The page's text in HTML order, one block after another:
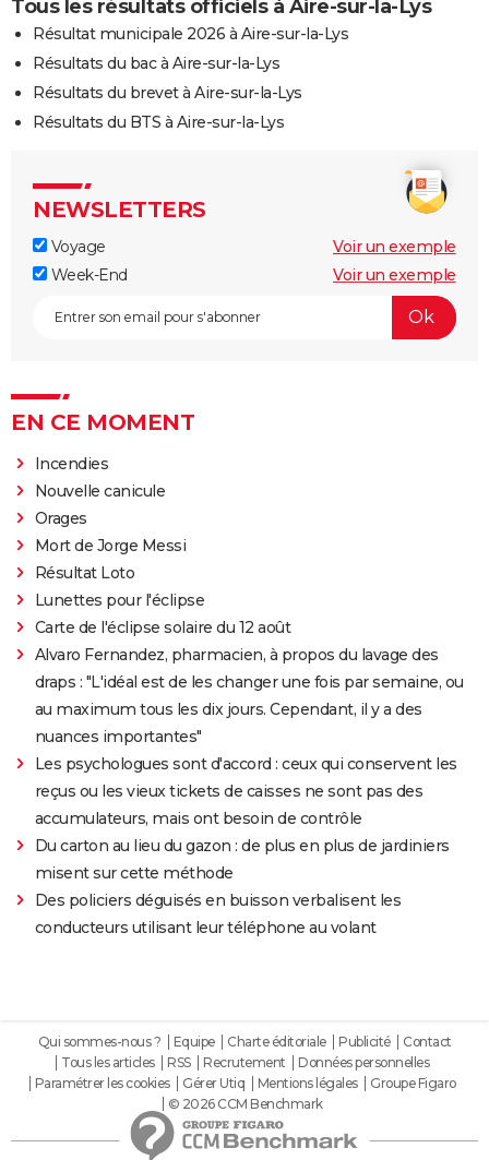
Tous les résultats officiels à Aire-sur-la-Lys
Résultat municipale 2026 à Aire-sur-la-Lys
Résultats du bac à Aire-sur-la-Lys
Résultats du brevet à Aire-sur-la-Lys
Résultats du BTS à Aire-sur-la-Lys
NEWSLETTERS
Voyage
Voir un exemple
Week-End
Voir un exemple
EN CE MOMENT
Incendies
Nouvelle canicule
Orages
Mort de Jorge Messi
Résultat Loto
Lunettes pour l'éclipse
Carte de l'éclipse solaire du 12 août
Alvaro Fernandez, pharmacien, à propos du lavage des
draps : "L'idéal est de les changer une fois par semaine, ou
au maximum tous les dix jours. Cependant, il y a des
nuances importantes"
Les psychologues sont d'accord : ceux qui conservent les
reçus ou les vieux tickets de caisses ne sont pas des
accumulateurs, mais ont besoin de contrôle
Du carton au lieu du gazon : de plus en plus de jardiniers
misent sur cette méthode
Des policiers déguisés en buisson verbalisent les
conducteurs utilisant leur téléphone au volant
Qui sommes-nous ? Equipe Charte éditoriale Publicité
Contact
Tous les articles
RSS Recrutement
Données personnelles
Paramétrer les cookies
Gérer Utiq Mentions légales
Groupe Figaro
© 2026 CCM Benchmark